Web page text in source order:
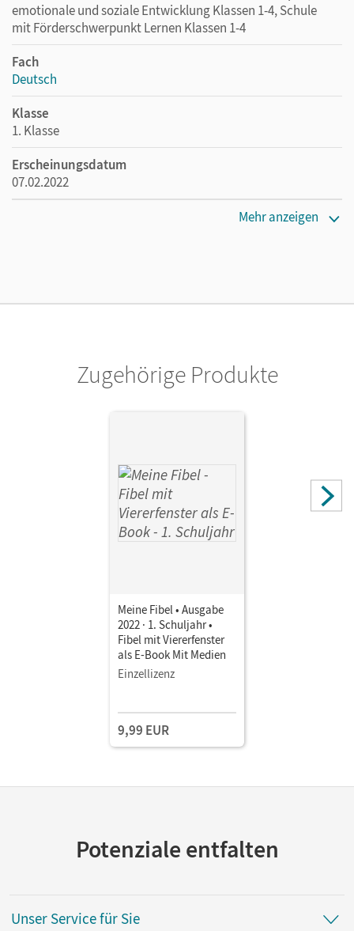
emotionale und soziale Entwicklung Klassen 1-4, Schule
mit Förderschwerpunkt Lernen Klassen 1-4
Fach
Deutsch
Klasse
1. Klasse
Erscheinungsdatum
07.02.2022
Solveig; Junghänel, Katrin; Piehler, Marlene
Mehr anzeigen
Zugehörige Produkte
Meine Fibel • Ausgabe
2022 · 1. Schuljahr •
Fibel mit Viererfenster
als E-Book Mit Medien
Einzellizenz
9,99 EUR
Potenziale entfalten
Unser Service für Sie